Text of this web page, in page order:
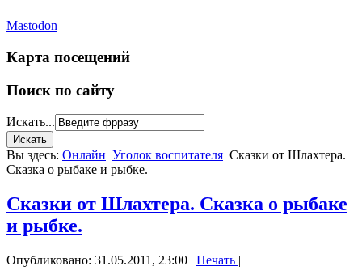
Mastodon
Карта посещений
Поиск по сайту
Искать...
Вы здесь: Онлайн Уголок воспитателя Сказки от Шлахтера.
Сказка о рыбаке и рыбке.
Сказки от Шлахтера. Сказка о рыбаке
и рыбке.
Опубликовано: 31.05.2011, 23:00 | Печать |